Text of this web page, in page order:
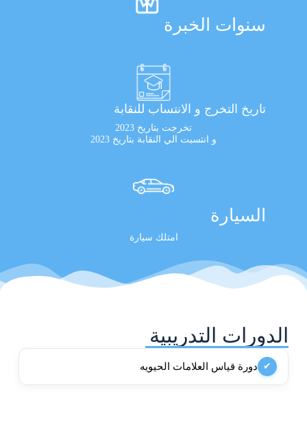
سنوات الخبرة
تاريخ التخرج و الانتساب للنقابة
تخرجت بتاريخ 2023
و انتسبت الي النقابة بتاريخ 2023
السيارة
امتلك سيارة
الدورات التدريبية
✔ دورة قياس العلامات الحيويه